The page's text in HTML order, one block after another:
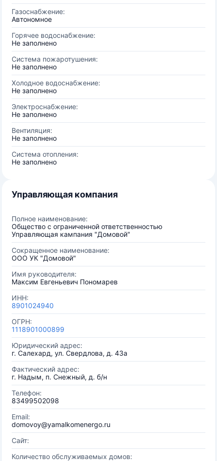
Газоснабжение:
Автономное
Горячее водоснабжение:
Не заполнено
Система пожаротушения:
Не заполнено
Холодное водоснабжение:
Не заполнено
Электроснабжение:
Не заполнено
Вентиляция:
Не заполнено
Система отопления:
Не заполнено
Управляющая компания
Полное наименование:
Общество с ограниченной ответственностью
Управляющая кампания "Домовой"
Сокращенное наименование:
ООО УК "Домовой"
Имя руководителя:
Максим Евгеньевич Пономарев
ИНН:
8901024940
ОГРН:
1118901000899
Юридический адрес:
г. Салехард, ул. Свердлова, д. 43а
Фактический адрес:
г. Надым, п. Снежный, д. б/н
Телефон:
83499502098
Email:
domovoy@yamalkomenergo.ru
Сайт:
Количество обслуживаемых домов: